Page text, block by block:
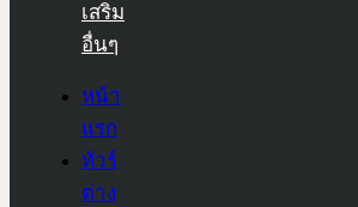
เสริม
อื่นๆ
หน้า
แรก
ทัวร์
ต่าง